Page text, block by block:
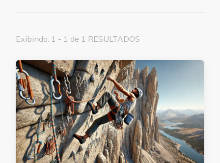
Exibindo: 1 - 1 de 1 RESULTADOS